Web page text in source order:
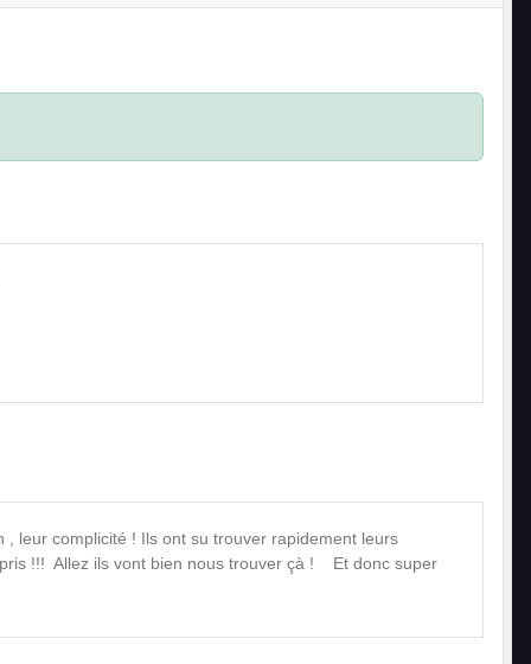
leur complicité ! Ils ont su trouver rapidement leurs
!!! Allez ils vont bien nous trouver çà ! Et donc super